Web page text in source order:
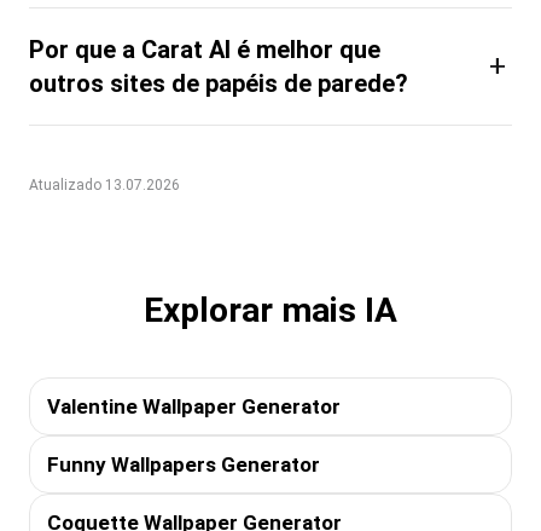
Por que a Carat AI é melhor que
outros sites de papéis de parede?
+
Atualizado 13.07.2026
Explorar mais IA
Valentine Wallpaper Generator
Funny Wallpapers Generator
Coquette Wallpaper Generator